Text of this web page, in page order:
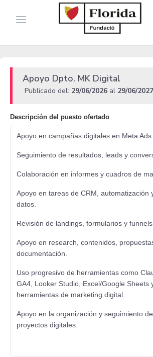
Apoyo Dpto. MK Digital
Publicado del: 29/06/2026 al 29/06/2027
Descripción del puesto ofertado
Apoyo en campañas digitales en Meta Ads
Seguimiento de resultados, leads y
Colaboración en informes y cuadros de
Apoyo en tareas de CRM, automatización
datos.
Revisión de landings, formularios y
Apoyo en research, contenidos,
documentación.
Uso progresivo de herramientas como
GA4, Looker Studio, Excel/Google Sheets
herramientas de marketing digital.
Apoyo en la organización y seguimiento
proyectos digitales.